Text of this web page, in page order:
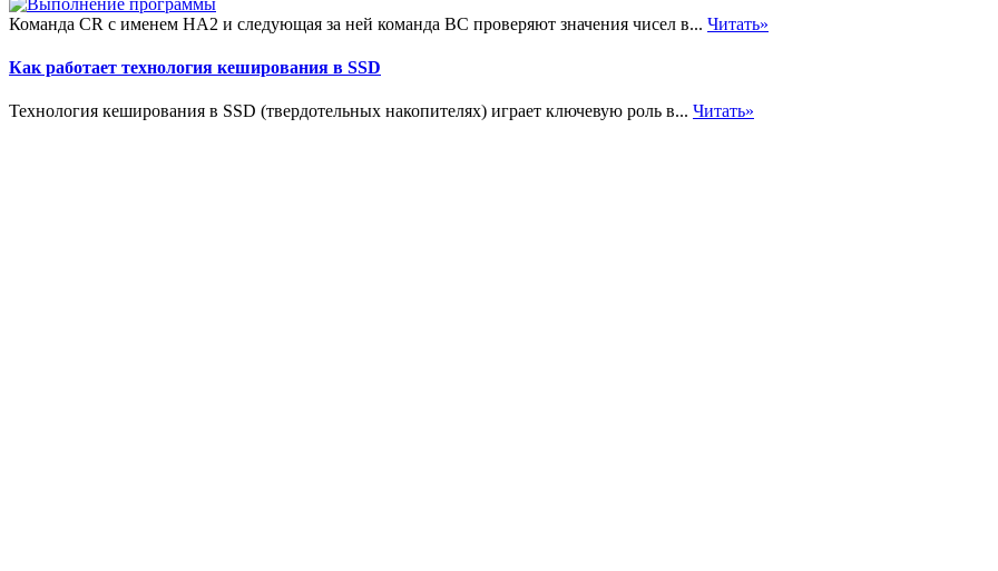
Команда CR с именем НА2 и следующая за ней команда ВС проверяют значения чисел в... Читать»
Как работает технология кеширования в SSD
Технология кеширования в SSD (твердотельных накопителях) играет ключевую роль в... Читать»